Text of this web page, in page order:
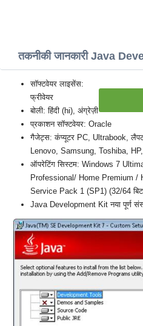
तकनीकी जानकारी Java
सॉफ्टवेयर लाइसेंस:
फ्रीवेयर
बोली: हिंदी (hi), अंग्रेज़ी
प्रकाशन सॉफ्टवेयर: Oracle
गैजेट्स: कंप्यूटर PC, Ultrabook,
Lenovo, Samsung, Toshiba,
ऑपरेटिंग सिस्टम: Windows 7
Professional/ Home Premium /
Service Pack 1 (SP1) (32/64
Java Development Kit नया पूर्ण